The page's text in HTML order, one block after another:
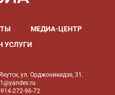
МЕДИА-ЦЕНТР
УСЛУГИ
ул. Орджоникидзе, 31.
272-96-72